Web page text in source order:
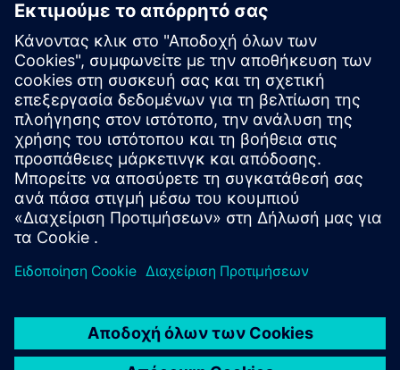
κατασκευή
Πρόκληση: Τα σχέδια CAD που δεν έχουν βελτιστοποιηθεί
για χύτευση οδηγούν σε δαπανηρά ελαττώματα και
επανεπεξεργασία.
Λύση: Η VeoCast εντοπίζει προβλήματα συμμόρφωσης
χύτευσης νωρίς, απευθείας στη φάση σχεδιασμού.
Αποτελέσματα: Λιγότερα ελαττώματα, χαμηλότερο κόστος
και ομαλότερη μετάβαση από το σχεδιασμό στην
παραγωγή.